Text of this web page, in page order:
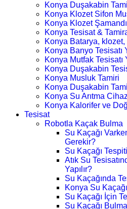
Konya Duşakabin
Konya Klozet Sifon
Konya Klozet
Konya Tesisat &
Konya Batarya,
Konya Banyo Tesisatı
Konya Mutfak Tesisatı
Konya Duşakabin
Konya Musluk Tamiri
Konya Duşakabin
Konya Su Arıtma
Konya Kalorifer ve
Tesisat
Robotla Kaçak Bulma
Su Kaçağı
Gerekir?
Su Kaçağı
Atık Su
Yapılır?
Su Kaçağında
Konya Su
Su Kaçağı İçin
Su Kaçağı